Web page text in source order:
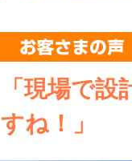
「現場で
すね！」